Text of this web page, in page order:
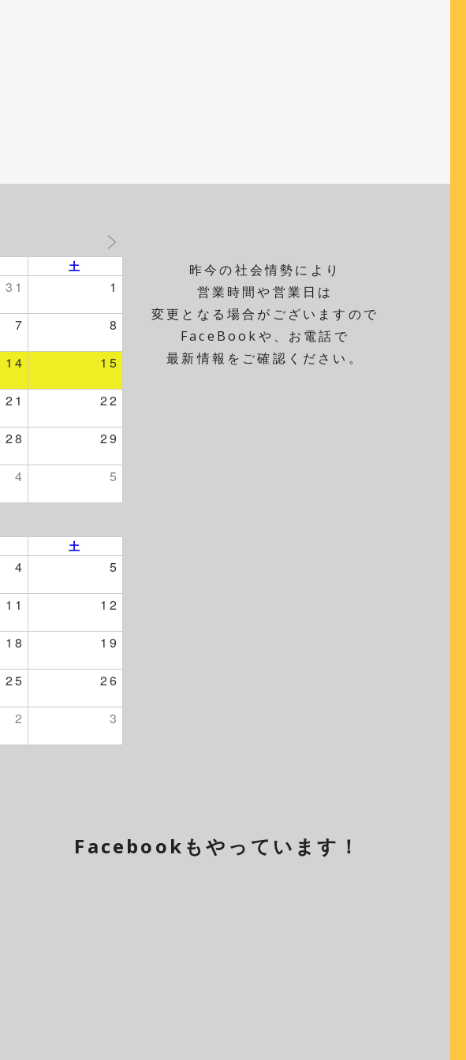
土
31 1
7 8
14 15
21 22
28 29
4 5
土
4 5
11 12
18 19
25 26
2 3
昨今の社会情勢により
営業時間や営業日は
変更となる場合がございますので
FaceBookや、お電話で
最新情報をご確認ください。
Facebookもやっています！